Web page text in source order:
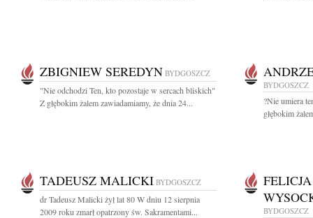
ZBIGNIEW SEREDYN BYDGOSZCZ
"Nie odchodzi Ten, kto pozostaje w sercach bliskich"
Z głębokim żalem zawiadamiamy, że dnia 24...
BYDGOSZCZ
?Nie umiera
głębokim
TADEUSZ MALICKI BYDGOSZCZ
dr Tadeusz Malicki żył lat 80 W dniu 12 sierpnia
2009 roku zmarł opatrzony św. Sakramentami...
BYDGOSZCZ